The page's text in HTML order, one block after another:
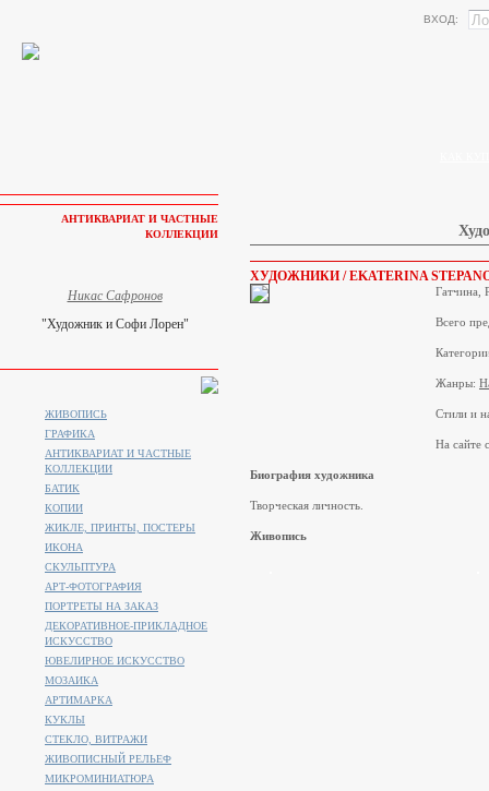
ВХОД:
ХУДОЖНИКИ / EKATERINA
Гатчина,
Всего
Жанры:
Стили и
На сайте
Биография художника
Творческая личность.
Живопись
АНТИКВАРИАТ И ЧАСТНЫЕ
КОЛЛЕКЦИИ
Никас Сафронов
"Художник и Софи Лорен"
ЖИВОПИСЬ
ГРАФИКА
АНТИКВАРИАТ И ЧАСТНЫЕ
КОЛЛЕКЦИИ
БАТИК
КОПИИ
ЖИКЛЕ, ПРИНТЫ, ПОСТЕРЫ
ИКОНА
СКУЛЬПТУРА
АРТ-ФОТОГРАФИЯ
ПОРТРЕТЫ НА ЗАКАЗ
ДЕКОРАТИВНОЕ-ПРИКЛАДНОЕ
ИСКУССТВО
ЮВЕЛИРНОЕ ИСКУССТВО
МОЗАИКА
АРТИМАРКА
КУКЛЫ
СТЕКЛО, ВИТРАЖИ
ЖИВОПИСНЫЙ РЕЛЬЕФ
МИКРОМИНИАТЮРА